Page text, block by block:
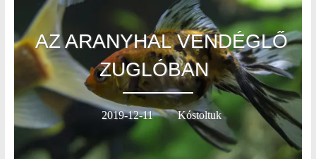
AZ ARANYHAL VENDÉGLŐ
ZUGLÓBAN
2019-12-11 Kóstoltuk